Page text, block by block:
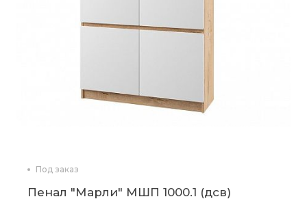
Под заказ
Пенал "Марли" МШП 1000.1 (дсв)